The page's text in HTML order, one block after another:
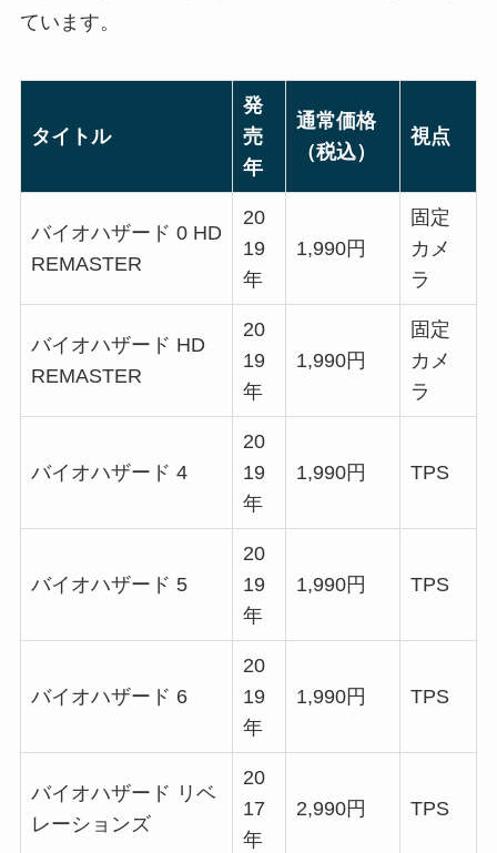
ています。
タイトル
発
売
年
通常価格
（税込）
視点
バイオハザード 0 HD
REMASTER
20
19
年
1,990円
固定
カメ
ラ
バイオハザード HD
REMASTER
20
19
年
1,990円
固定
カメ
ラ
バイオハザード 4
20
19
年
1,990円 TPS
バイオハザード 5
20
19
年
1,990円 TPS
バイオハザード 6
20
19
年
1,990円 TPS
バイオハザード リベ
レーションズ
20
17
年
2,990円 TPS